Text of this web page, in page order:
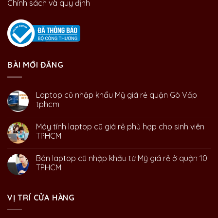
Chính sách và quy định
BÀI MỚI ĐĂNG
Laptop cũ nhập khẩu Mỹ giá rẻ quận Gò Vấp
tphcm
Máy tính laptop cũ giá rẻ phù hợp cho sinh viên
TPHCM
Bán laptop cũ nhập khẩu từ Mỹ giá rẻ ở quận 10
TPHCM
VỊ TRÍ CỬA HÀNG